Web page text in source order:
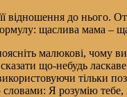
відношення до нього.
щаслива мама –
малюкові, чому
що-небудь
тільки
Я розумію